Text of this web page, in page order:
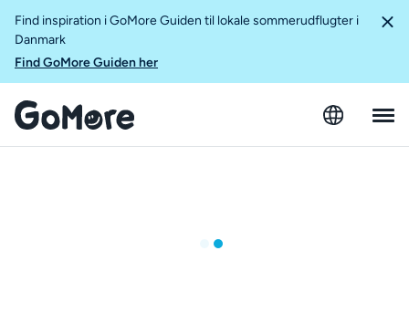
Find inspiration i GoMore Guiden til lokale sommerudflugter i
Danmark
Find GoMore Guiden her